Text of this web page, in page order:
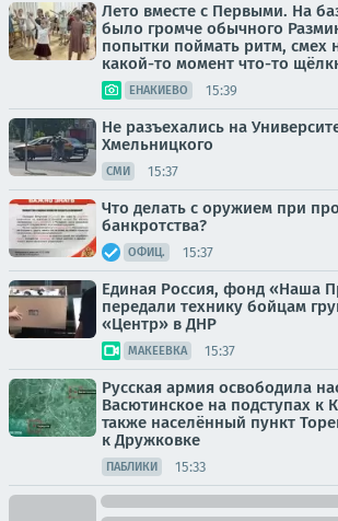
Лето вместе с Первыми. На
было громче обычного
попытки поймать ритм, смех
какой-то момент что-то
ЕНАКИЕВО 15:39
Не разъехались на
Хмельницкого
СМИ 15:37
Что делать с оружием при
банкротства?
ОФИЦ. 15:37
Единая Россия, фонд «Наша
передали технику бойцам
«Центр» в ДНР
МАКЕЕВКА 15:37
Русская армия освободила
Васютинское на подступах к
также населённый пункт
к Дружковке
ПАБЛИКИ 15:33